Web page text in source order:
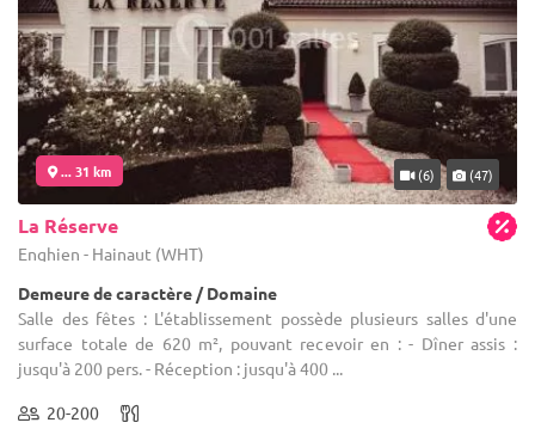
... 31 km (6) (47)
La Réserve
Enghien - Hainaut (WHT)
Demeure de caractère / Domaine
Salle des fêtes : L'établissement possède plusieurs salles d'une
surface totale de 620 m², pouvant recevoir en : - Dîner assis :
jusqu'à 200 pers. - Réception : jusqu'à 400 ...
20-200